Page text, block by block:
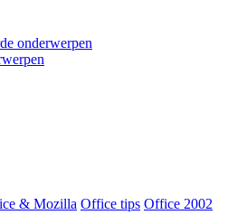
onderwerpen
& Mozilla Office tips Office 2002